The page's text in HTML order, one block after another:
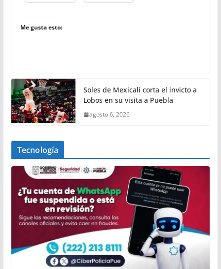
Me gusta esto:
Soles de Mexicali corta el invicto a
Lobos en su visita a Puebla
agosto 6, 2026
Tecnología